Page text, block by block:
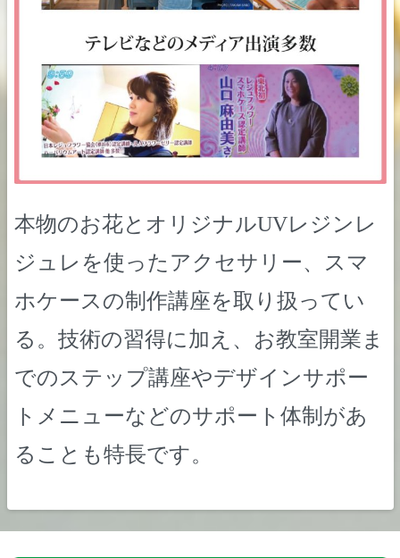
本物のお花とオリジナルUVレジンレ
ジュレを使ったアクセサリー、スマ
ホケースの制作講座を取り扱ってい
る。技術の習得に加え、お教室開業ま
でのステップ講座やデザインサポー
トメニューなどのサポート体制があ
ることも特長です。